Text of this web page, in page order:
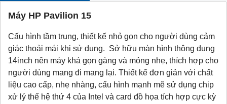
Máy HP Pavilion 15
Cấu hình tầm trung, thiết kế nhỏ gọn cho người dùng cảm
giác thoải mái khi sử dụng. Sở hữu màn hình thông dụng
14inch nên máy khá gọn gàng và mỏng nhẹ, thích hợp cho
người dùng mang đi mang lại. Thiết kế đơn giản với chất
liệu cao cấp, nhẹ nhàng, cấu hình mạnh mẽ sử dụng chip
xử lý thế hệ thứ 4 của Intel và card đồ họa tích hợp cực kỳ